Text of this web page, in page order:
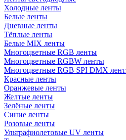
Холодные ленты
Белые ленты
Дневные ленты
Тёплые ленты
Белые MIX ленты
Многоцветные RGB ленты
Многоцветные RGBW ленты
Многоцветные RGB SPI DMX
Красные ленты
Оранжевые ленты
Желтые ленты
Зелёные ленты
Синие ленты
Розовые ленты
Ультрафиолетовые UV ленты